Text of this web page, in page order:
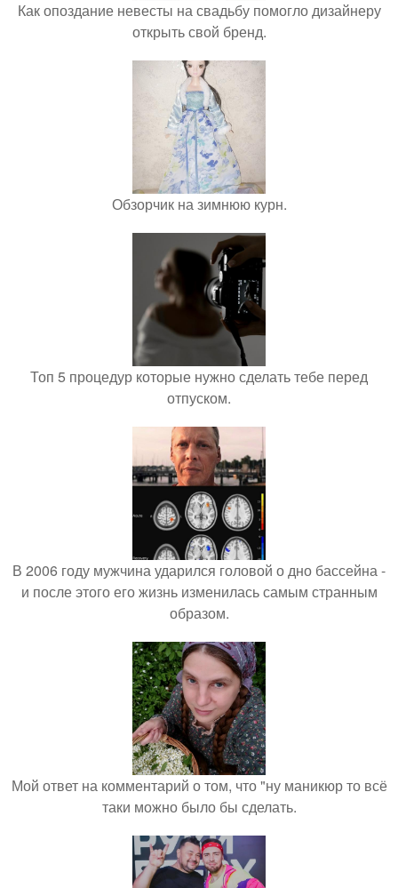
Как опоздание невесты на свадьбу помогло дизайнеру
открыть свой бренд.
Обзорчик на зимнюю курн.
Топ 5 процедур которые нужно сделать тебе перед
отпуском.
В 2006 году мужчина ударился головой о дно бассейна -
и после этого его жизнь изменилась самым странным
образом.
Мой ответ на комментарий о том, что "ну маникюр то всё
таки можно было бы сделать.